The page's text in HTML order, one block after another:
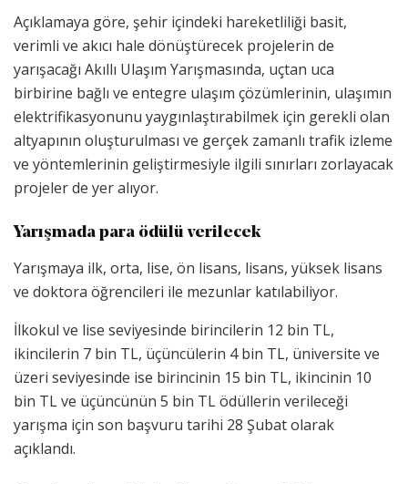
Açıklamaya göre, şehir içindeki hareketliliği basit,
verimli ve akıcı hale dönüştürecek projelerin de
yarışacağı Akıllı Ulaşım Yarışmasında, uçtan uca
birbirine bağlı ve entegre ulaşım çözümlerinin, ulaşımın
elektrifikasyonunu yaygınlaştırabilmek için gerekli olan
altyapının oluşturulması ve gerçek zamanlı trafik izleme
ve yöntemlerinin geliştirmesiyle ilgili sınırları zorlayacak
projeler de yer alıyor.
Yarışmada para ödülü verilecek
Yarışmaya ilk, orta, lise, ön lisans, lisans, yüksek lisans
ve doktora öğrencileri ile mezunlar katılabiliyor.
İlkokul ve lise seviyesinde birincilerin 12 bin TL,
ikincilerin 7 bin TL, üçüncülerin 4 bin TL, üniversite ve
üzeri seviyesinde ise birincinin 15 bin TL, ikincinin 10
bin TL ve üçüncünün 5 bin TL ödüllerin verileceği
yarışma için son başvuru tarihi 28 Şubat olarak
açıklandı.